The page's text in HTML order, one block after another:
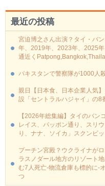
最近の投稿
宮迫博之さん出演？タイ・バ
年、2019年、2023年、2025
通近く
パキスタンで警察隊が1000人
親日【日本食、日本企業人気
設「セントラルハジャイ」の8
【2026年総集編】タイのバ
レイス、パッポン通り、スリ
り、ナナ、ソイカ」スクンビ
プーチン宮殿？ウクライナが
ラスノダール地方のリゾート
む7人死亡-物流倉庫も標的に‐
つ